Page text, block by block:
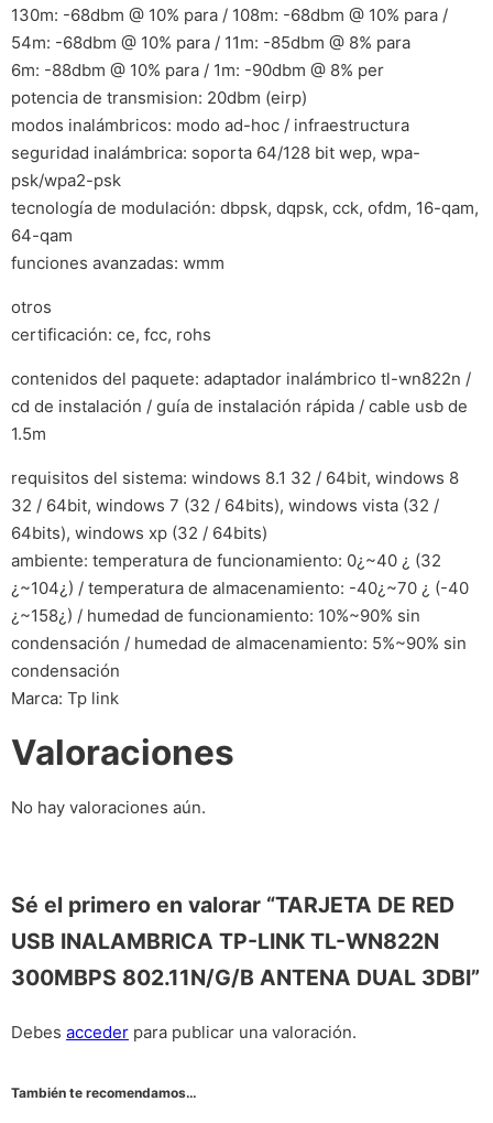
130m: -68dbm @ 10% para / 108m: -68dbm @ 10% para /
54m: -68dbm @ 10% para / 11m: -85dbm @ 8% para
6m: -88dbm @ 10% para / 1m: -90dbm @ 8% per
potencia de transmision: 20dbm (eirp)
modos inalámbricos: modo ad-hoc / infraestructura
seguridad inalámbrica: soporta 64/128 bit wep, wpa-
psk/wpa2-psk
tecnología de modulación: dbpsk, dqpsk, cck, ofdm, 16-qam,
64-qam
funciones avanzadas: wmm
otros
certificación: ce, fcc, rohs
contenidos del paquete: adaptador inalámbrico tl-wn822n /
cd de instalación / guía de instalación rápida / cable usb de
1.5m
requisitos del sistema: windows 8.1 32 / 64bit, windows 8
32 / 64bit, windows 7 (32 / 64bits), windows vista (32 /
64bits), windows xp (32 / 64bits)
ambiente: temperatura de funcionamiento: 0¿~40 ¿ (32
¿~104¿) / temperatura de almacenamiento: -40¿~70 ¿ (-40
¿~158¿) / humedad de funcionamiento: 10%~90% sin
condensación / humedad de almacenamiento: 5%~90% sin
condensación
Marca: Tp link
Valoraciones
No hay valoraciones aún.
Sé el primero en valorar “TARJETA DE RED
USB INALAMBRICA TP-LINK TL-WN822N
300MBPS 802.11N/G/B ANTENA DUAL 3DBI”
Debes acceder para publicar una valoración.
También te recomendamos…